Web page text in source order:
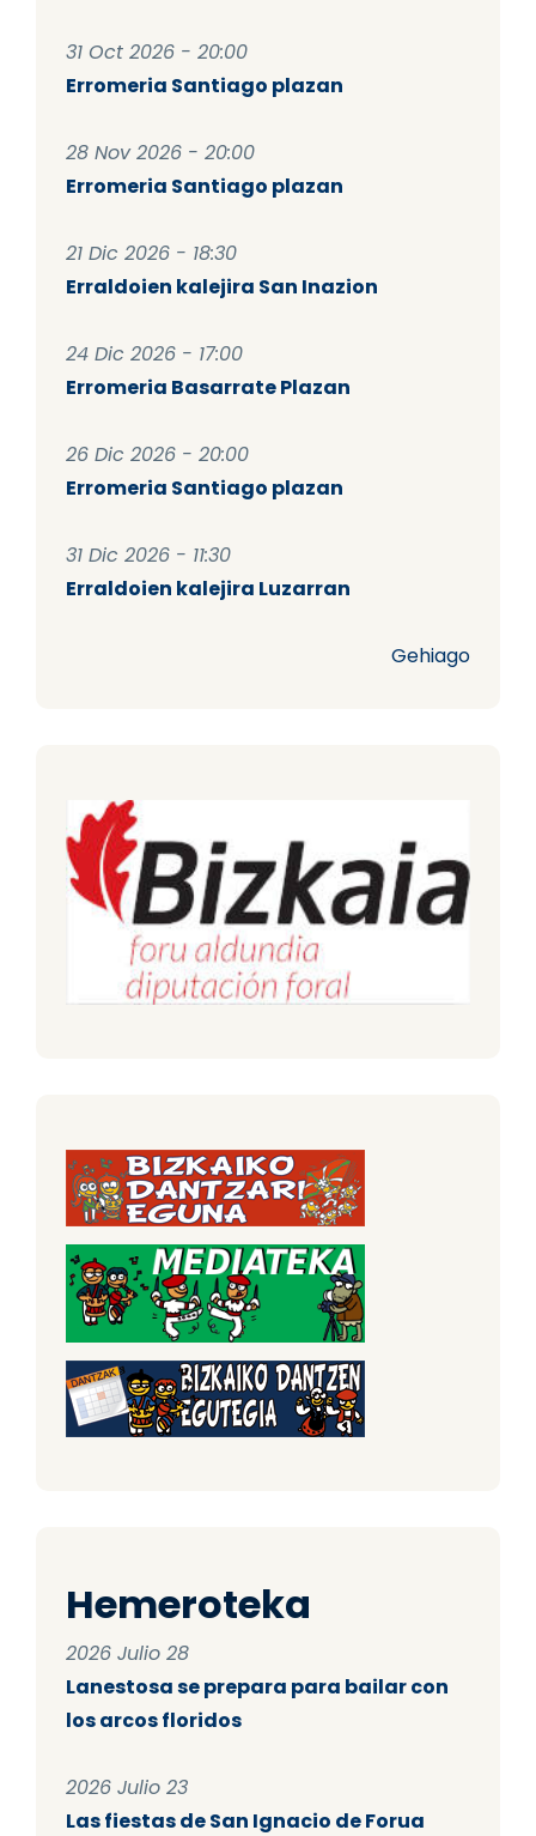
31 Oct 2026 - 20:00
Erromeria Santiago plazan
28 Nov 2026 - 20:00
Erromeria Santiago plazan
21 Dic 2026 - 18:30
Erraldoien kalejira San Inazion
24 Dic 2026 - 17:00
Erromeria Basarrate Plazan
26 Dic 2026 - 20:00
Erromeria Santiago plazan
31 Dic 2026 - 11:30
Erraldoien kalejira Luzarran
Gehiago
Hemeroteka
2026 Julio 28
Lanestosa se prepara para bailar con
los arcos floridos
2026 Julio 23
Las fiestas de San Ignacio de Forua